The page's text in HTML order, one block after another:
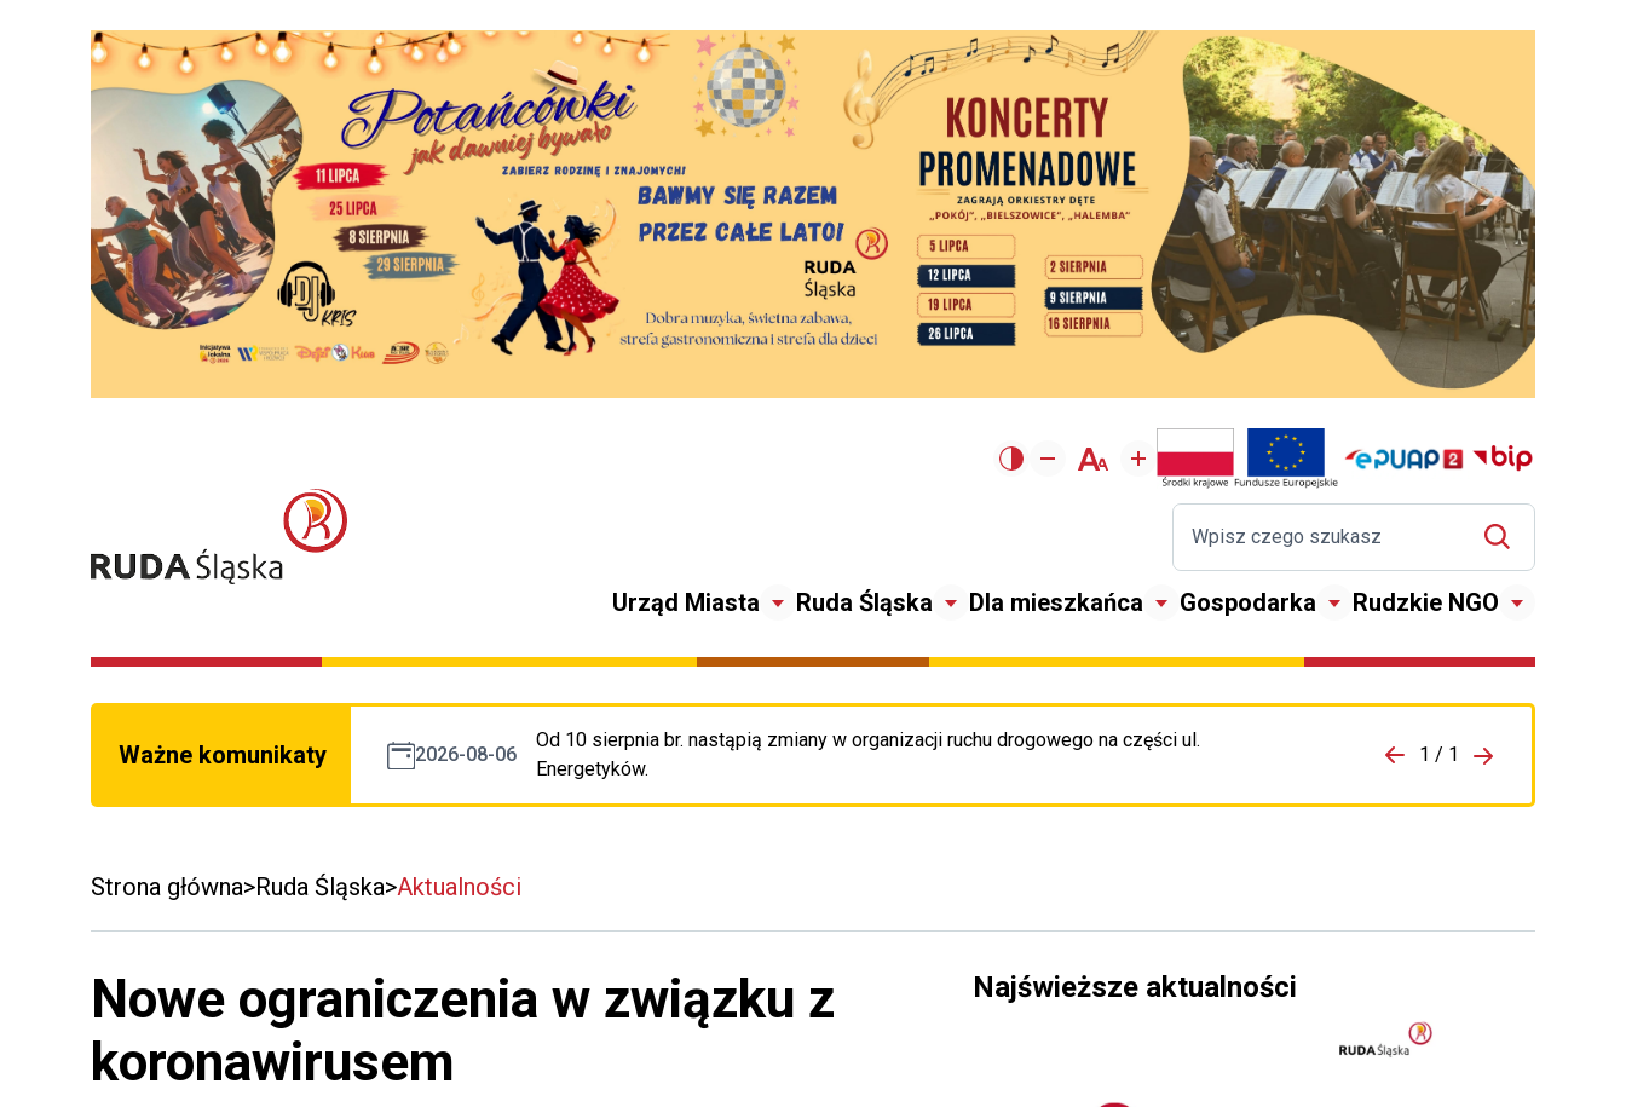
Urząd Miasta Ruda Śląska Dla mieszkańca Gospodarka Rudzkie NGO
Ważne komunikaty 2026-08-06
Od 10 sierpnia br. nastąpią zmiany w organizacji ruchu drogowego na części ul.
Energetyków.
Przejdź do porzpedniego komunikatu 1 / 1
Przejdź do
Strona główna Ruda Śląska Aktualności
Nowe ograniczenia w związku z
koronawirusem
Najświeższe aktualności